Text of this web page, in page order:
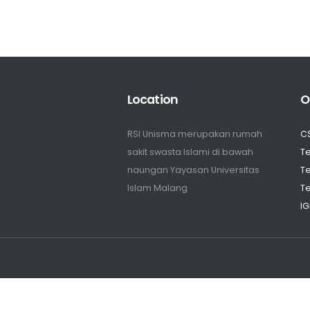
Location
RSI Unisma merupakan rumah
sakit swasta Islami di bawah
naungan Yayasan Universitas
Islam Malang